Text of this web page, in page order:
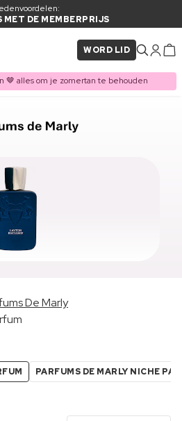
MET DE MEMBERPRIJS
WORD LID
🤎 alles om je zomertan te behouden
De Marly
PARFUMS DE MARLY NICHE